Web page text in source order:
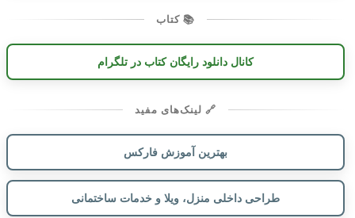
📚 کتاب
کانال دانلود رایگان کتاب در تلگرام
🔗 لینک‌های مفید
بهترین آموزش فارکس
طراحی داخلی منزل، ویلا و خدمات ساختمانی